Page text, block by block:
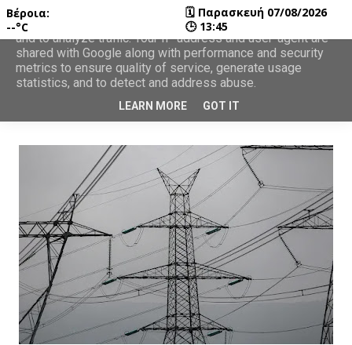
Βέροια:
--°C
🗓 Παρασκευή 07/08/2026
🕒 13:45
This site uses cookies from Google to deliver its services
and to analyze traffic. Your IP address and user-agent are
shared with Google along with performance and security
metrics to ensure quality of service, generate usage
statistics, and to detect and address abuse.
LEARN MORE GOT IT